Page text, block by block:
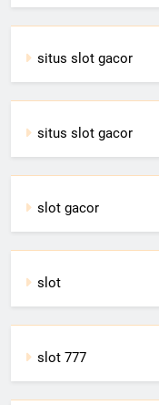
situs slot gacor
situs slot gacor
slot gacor
slot
slot 777